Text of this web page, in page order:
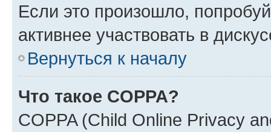
Если это произошло,
активнее участвовать в
Вернуться к началу
Что такое COPPA?
COPPA (Child Online Privacy